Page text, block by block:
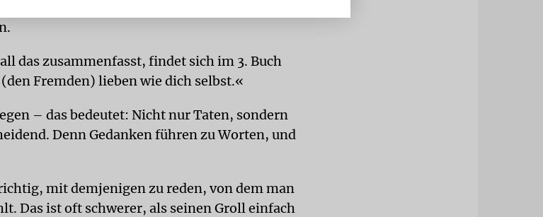
das zusammenfasst, findet sich im 3. Buch
Fremden) lieben wie dich selbst.«
– das bedeutet: Nicht nur Taten, sondern
Denn Gedanken führen zu Worten, und
mit demjenigen zu reden, von dem man
Das ist oft schwerer, als seinen Groll einfach